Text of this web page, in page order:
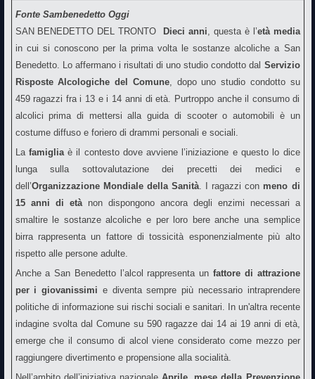
Fonte Sambenedetto Oggi
SAN BENEDETTO DEL TRONTO 
Dieci anni, questa è l’età media
in cui si conoscono per la prima volta le sostanze alcoliche a San
Benedetto. Lo affermano i risultati di uno studio condotto dal Servizio
Risposte Alcologiche del Comune, dopo uno studio condotto su
459 ragazzi fra i 13 e i 14 anni di età. Purtroppo anche il consumo di
alcolici prima di mettersi alla guida di scooter o automobili è un
costume diffuso e foriero di drammi personali e sociali.
La famigliaè il contesto dove avviene l’iniziazione e questo lo dice
lunga sulla sottovalutazione dei precetti dei medici e
dell’Organizzazione Mondiale della Sanità. I ragazzi con meno di
15 anni di età non dispongono ancora degli enzimi necessari a
smaltire le sostanze alcoliche e per loro bere anche una semplice
birra rappresenta un fattore di tossicità esponenzialmente più alto
rispetto alle persone adulte.
Anche a San Benedetto l’alcol rappresenta un fattore di attrazione
per i giovanissimi e diventa sempre più necessario intraprendere
politiche di informazione sui rischi sociali e sanitari. In un'altra recente
indagine svolta dal Comune su 590 ragazze dai 14 ai 19 anni di età,
emerge che il consumo di alcol viene considerato come mezzo per
raggiungere divertimento e propensione alla socialità.